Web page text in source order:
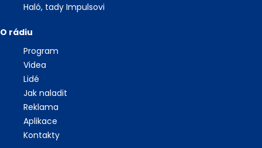
Haló, tady Impulsovi
O rádiu
Program
Videa
Lidé
Jak naladit
Reklama
Aplikace
Kontakty